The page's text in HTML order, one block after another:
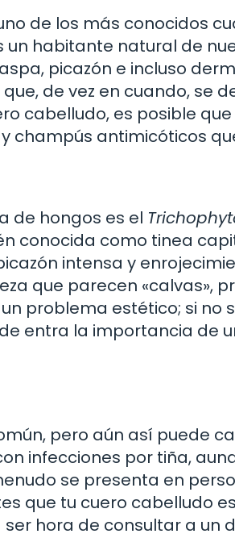
de los más conocidos
un habitante natural de
picazón e incluso
de vez en cuando, se
cabelludo, es posible
champús antimicóticos
de hongos es el
conocida como tinea
intensa y
que parecen «calvas»,
problema estético; si
entra la importancia de
pero aún así puede
infecciones por tiña,
se presenta en
que tu cuero cabelludo
hora de consultar a un